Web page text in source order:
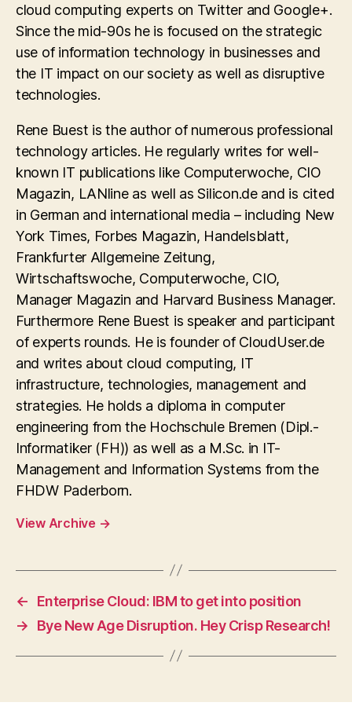
cloud computing experts on Twitter and Google+.
Since the mid-90s he is focused on the strategic
use of information technology in businesses and
the IT impact on our society as well as disruptive
technologies.
Rene Buest is the author of numerous professional
technology articles. He regularly writes for well-
known IT publications like Computerwoche, CIO
Magazin, LANline as well as Silicon.de and is cited
in German and international media – including New
York Times, Forbes Magazin, Handelsblatt,
Frankfurter Allgemeine Zeitung,
Wirtschaftswoche, Computerwoche, CIO,
Manager Magazin and Harvard Business Manager.
Furthermore Rene Buest is speaker and participant
of experts rounds. He is founder of CloudUser.de
and writes about cloud computing, IT
infrastructure, technologies, management and
strategies. He holds a diploma in computer
engineering from the Hochschule Bremen (Dipl.-
Informatiker (FH)) as well as a M.Sc. in IT-
Management and Information Systems from the
FHDW Paderborn.
View Archive →
←
Enterprise Cloud: IBM to get into position
→
Bye New Age Disruption. Hey Crisp Research!